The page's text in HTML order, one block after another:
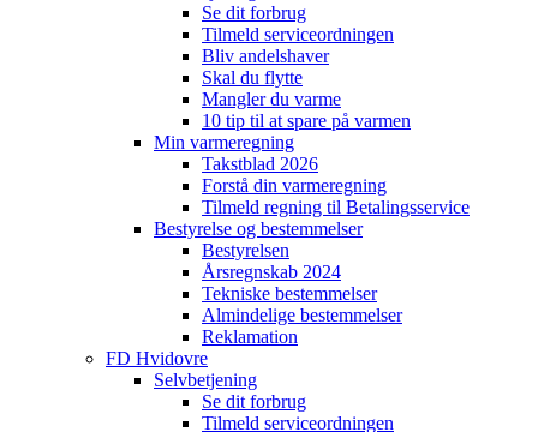
Se dit forbrug
Tilmeld serviceordningen
Bliv andelshaver
Skal du flytte
Mangler du varme
10 tip til at spare på varmen
Min varmeregning
Takstblad 2026
Forstå din varmeregning
Tilmeld regning til Betalingsservice
Bestyrelse og bestemmelser
Bestyrelsen
Årsregnskab 2024
Tekniske bestemmelser
Almindelige bestemmelser
Reklamation
FD Hvidovre
Selvbetjening
Se dit forbrug
Tilmeld serviceordningen